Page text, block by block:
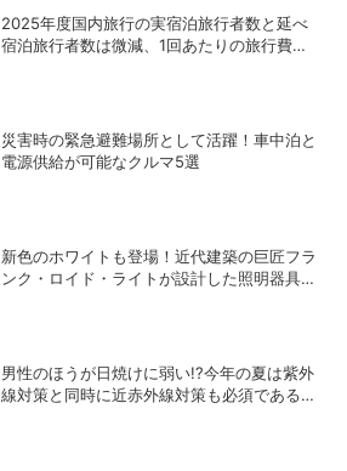
2025年度国内旅行の実宿泊旅行者数と延べ
宿泊旅行者数は微減、1回あたりの旅行費用
災害時の緊急避難場所として活躍！車中泊と
電源供給が可能なクルマ5選
新色のホワイトも登場！近代建築の巨匠フラ
ンク・ロイド・ライトが設計した照明器具の
男性のほうが日焼けに弱い!?今年の夏は紫外
線対策と同時に近赤外線対策も必須である理